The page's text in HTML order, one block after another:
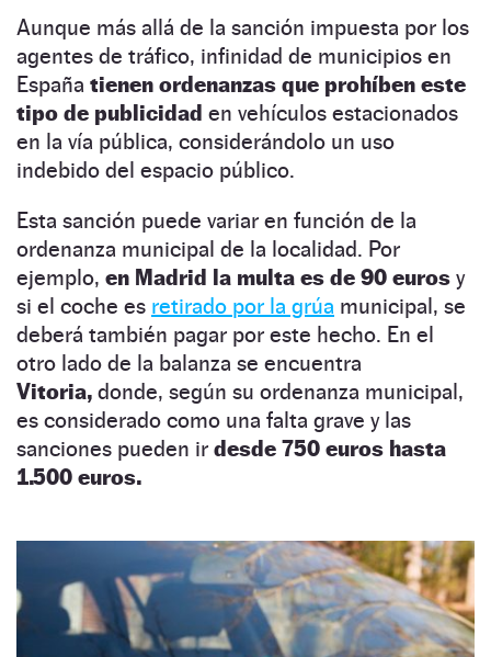
Aunque más allá de la sanción impuesta por los
agentes de tráfico, infinidad de municipios en
España tienen ordenanzas que prohíben este
tipo de publicidad en vehículos estacionados
en la vía pública, considerándolo un uso
indebido del espacio público.
Esta sanción puede variar en función de la
ordenanza municipal de la localidad. Por
ejemplo, en Madrid la multa es de 90 euros y
si el coche es retirado por la grúa municipal, se
deberá también pagar por este hecho. En el
otro lado de la balanza se encuentra
Vitoria, donde, según su ordenanza municipal,
es considerado como una falta grave y las
sanciones pueden ir desde 750 euros hasta
1.500 euros.